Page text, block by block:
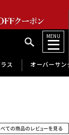
MENU
ス オーバーサン